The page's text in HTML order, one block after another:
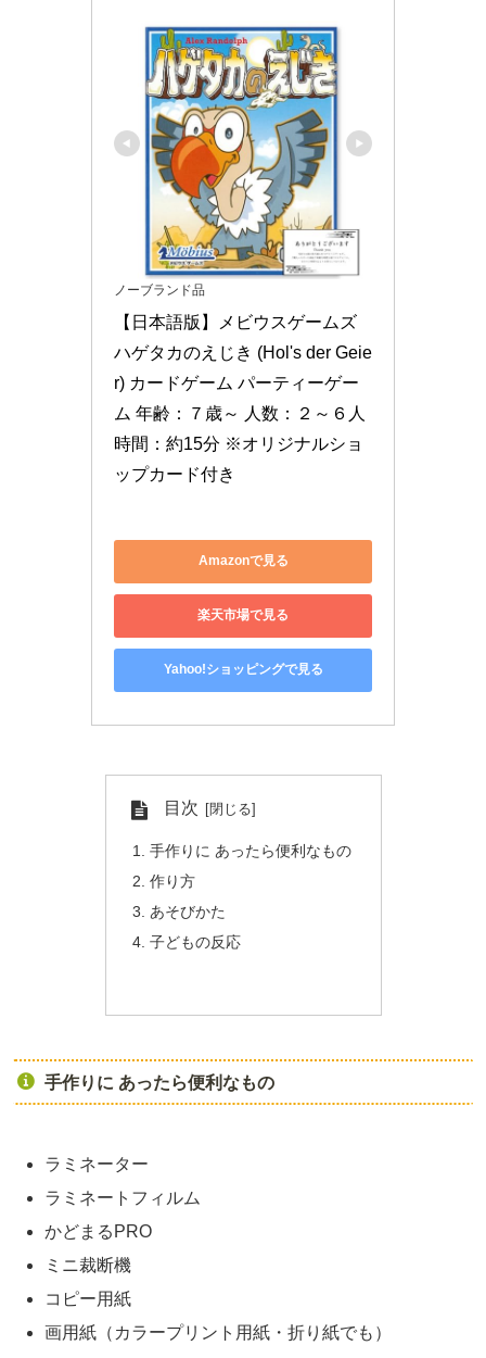
ノーブランド品
【日本語版】メビウスゲームズ
ハゲタカのえじき (Hol's der Geie
r) カードゲーム パーティーゲー
ム 年齢：７歳～ 人数：２～６人
時間：約15分 ※オリジナルショ
ップカード付き
Amazonで見る
楽天市場で見る
Yahoo!ショッピングで見る
目次
手作りに あったら便利なもの
作り方
あそびかた
子どもの反応
手作りに あったら便利なもの
ラミネーター
ラミネートフィルム
かどまるPRO
ミニ裁断機
コピー用紙
画用紙（カラープリント用紙・折り紙でも）